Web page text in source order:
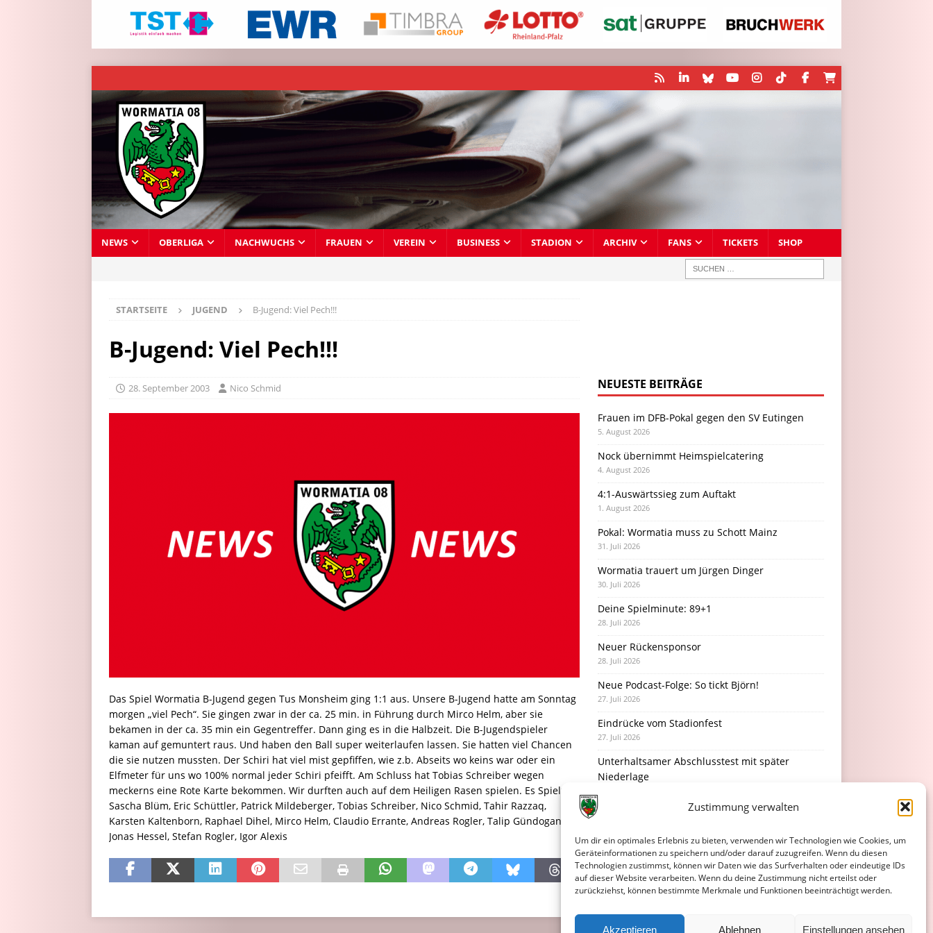
Zustimmung verwalten
Um dir ein optimales Erlebnis zu bieten, verwenden wir Technologien wie Cookies, um
Geräteinformationen zu speichern und/oder darauf zuzugreifen. Wenn du diesen
Technologien zustimmst, können wir Daten wie das Surfverhalten oder eindeutige IDs
auf dieser Website verarbeiten. Wenn du deine Zustimmung nicht erteilst oder
zurückziehst, können bestimmte Merkmale und Funktionen beeinträchtigt werden.
Akzeptieren Ablehnen Einstellungen ansehen
NEWS OBERLIGA NACHWUCHS FRAUEN VEREIN BUSINESS STADION ARCHIV FANS TICKETS SHOP
STARTSEITE JUGEND B-Jugend: Viel Pech!!!
B-Jugend: Viel Pech!!!
28. September 2003 Nico Schmid
Das Spiel Wormatia B-Jugend gegen Tus Monsheim ging 1:1 aus. Unsere B-Jugend hatte am Sonntag
morgen „viel Pech“. Sie gingen zwar in der ca. 25 min. in Führung durch Mirco Helm, aber sie
bekamen in der ca. 35 min ein Gegentreffer. Dann ging es in die Halbzeit. Die B-Jugendspieler
kaman auf gemuntert raus. Und haben den Ball super weiterlaufen lassen. Sie hatten viel Chancen
die sie nutzen mussten. Der Schiri hat viel mist gepfiffen, wie z.b. Abseits wo keins war oder ein
Elfmeter für uns wo 100% normal jeder Schiri pfeifft. Am Schluss hat Tobias Schreiber wegen
meckerns eine Rote Karte bekommen. Wir durften auch auf dem Heiligen Rasen spielen. Es Spielten:
Sascha Blüm, Eric Schüttler, Patrick Mildeberger, Tobias Schreiber, Nico Schmid, Tahir Razzaq,
Karsten Kaltenborn, Raphael Dihel, Mirco Helm, Claudio Errante, Andreas Rogler, Talip Gündogan,
Jonas Hessel, Stefan Rogler, Igor Alexis
NEUESTE BEITRÄGE
Frauen im DFB-Pokal gegen den SV Eutingen
5. August 2026
Nock übernimmt Heimspielcatering
4. August 2026
4:1-Auswärtssieg zum Auftakt
1. August 2026
Pokal: Wormatia muss zu Schott Mainz
31. Juli 2026
Wormatia trauert um Jürgen Dinger
30. Juli 2026
Deine Spielminute: 89+1
28. Juli 2026
Neuer Rückensponsor
28. Juli 2026
Neue Podcast-Folge: So tickt Björn!
27. Juli 2026
Eindrücke vom Stadionfest
27. Juli 2026
Unterhaltsamer Abschlusstest mit später
Niederlage